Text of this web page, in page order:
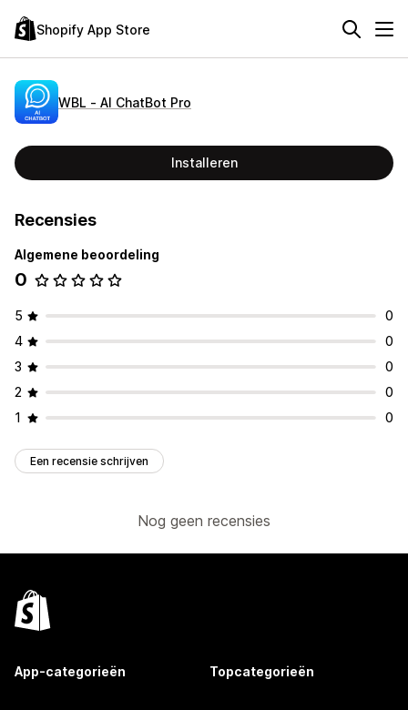
Shopify App Store
WBL ‑ AI ChatBot Pro
Installeren
Recensies
Algemene beoordeling
0
5
0
4
0
3
0
2
0
1
0
Een recensie schrijven
Nog geen recensies
App-categorieën Topcategorieën